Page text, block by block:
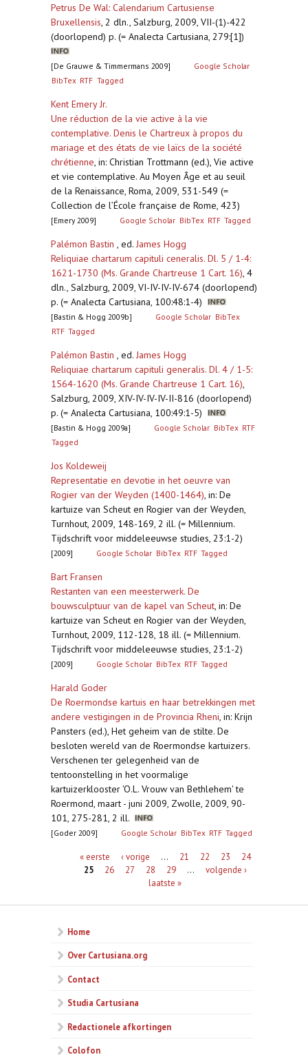
Petrus De Wal: Calendarium Cartusiense
Bruxellensis, 2 dln., Salzburg, 2009, VII-(1)-422
(doorlopend) p. (= Analecta Cartusiana, 279:[1])
[De Grauwe & Timmermans 2009]
Google Scholar
BibTex RTF Tagged
Kent Emery Jr.
Une réduction de la vie active à la vie
contemplative. Denis le Chartreux à propos du
mariage et des états de vie laïcs de la société
chrétienne, in: Christian Trottmann (ed.), Vie active
et vie contemplative. Au Moyen Âge et au seuil
de la Renaissance, Roma, 2009, 531-549 (=
Collection de l’École française de Rome, 423)
[Emery 2009] Google Scholar BibTex RTF Tagged
Palémon Bastin , ed. James Hogg
Reliquiae chartarum capituli ceneralis. Dl. 5 / 1-4:
1621-1730 (Ms. Grande Chartreuse 1 Cart. 16), 4
dln., Salzburg, 2009, VI-IV-IV-IV-674 (doorlopend)
p. (= Analecta Cartusiana, 100:48:1-4)
[Bastin & Hogg 2009b] Google Scholar BibTex
RTF Tagged
Palémon Bastin , ed. James Hogg
Reliquiae chartarum capituli generalis. Dl. 4 / 1-5:
1564-1620 (Ms. Grande Chartreuse 1 Cart. 16),
Salzburg, 2009, XIV-IV-IV-IV-II-816 (doorlopend)
p. (= Analecta Cartusiana, 100:49:1-5)
[Bastin & Hogg 2009a] Google Scholar BibTex RTF
Tagged
Jos Koldeweij
Representatie en devotie in het oeuvre van
Rogier van der Weyden (1400-1464), in: De
kartuize van Scheut en Rogier van der Weyden,
Turnhout, 2009, 148-169, 2 ill. (= Millennium.
Tijdschrift voor middeleeuwse studies, 23:1-2)
[2009] Google Scholar BibTex RTF Tagged
Bart Fransen
Restanten van een meesterwerk. De
bouwsculptuur van de kapel van Scheut, in: De
kartuize van Scheut en Rogier van der Weyden,
Turnhout, 2009, 112-128, 18 ill. (= Millennium.
Tijdschrift voor middeleeuwse studies, 23:1-2)
[2009] Google Scholar BibTex RTF Tagged
Harald Goder
De Roermondse kartuis en haar betrekkingen met
andere vestigingen in de Provincia Rheni, in: Krijn
Pansters (ed.), Het geheim van de stilte. De
besloten wereld van de Roermondse kartuizers.
Verschenen ter gelegenheid van de
tentoonstelling in het voormalige
kartuizerklooster 'O.L. Vrouw van Bethlehem' te
Roermond, maart - juni 2009, Zwolle, 2009, 90-
101, 275-281, 2 ill.
[Goder 2009] Google Scholar BibTex RTF Tagged
Pagina's« eerste ‹ vorige … 21 22 23
24
25
26 27 28 29 …
volgende ›
laatste »
Home
Over Cartusiana.org
Contact
Studia Cartusiana
Redactionele afkortingen
Colofon